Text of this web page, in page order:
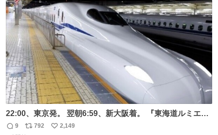
ト
数
数
22:00、東京発。 翌朝6:59、新大阪着。 『東海道ルミエー
ルエクスプレス』が今夜、初運行！ 岐阜羽島駅で夜を越す
返
9
リ
792
い
2,149